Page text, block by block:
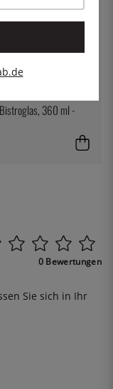
360 ml -
0 Bewertungen
Sie sich in Ihr